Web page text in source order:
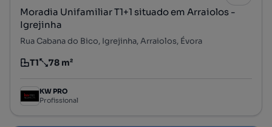
Moradia Unifamiliar T1+1 situado em Arraiolos -
Igrejinha
Rua Cabana do Bico, Igrejinha, Arraiolos, Évora
Tipologia
T1
Preço por metro quadrado
78 m²
KW PRO
Profissional